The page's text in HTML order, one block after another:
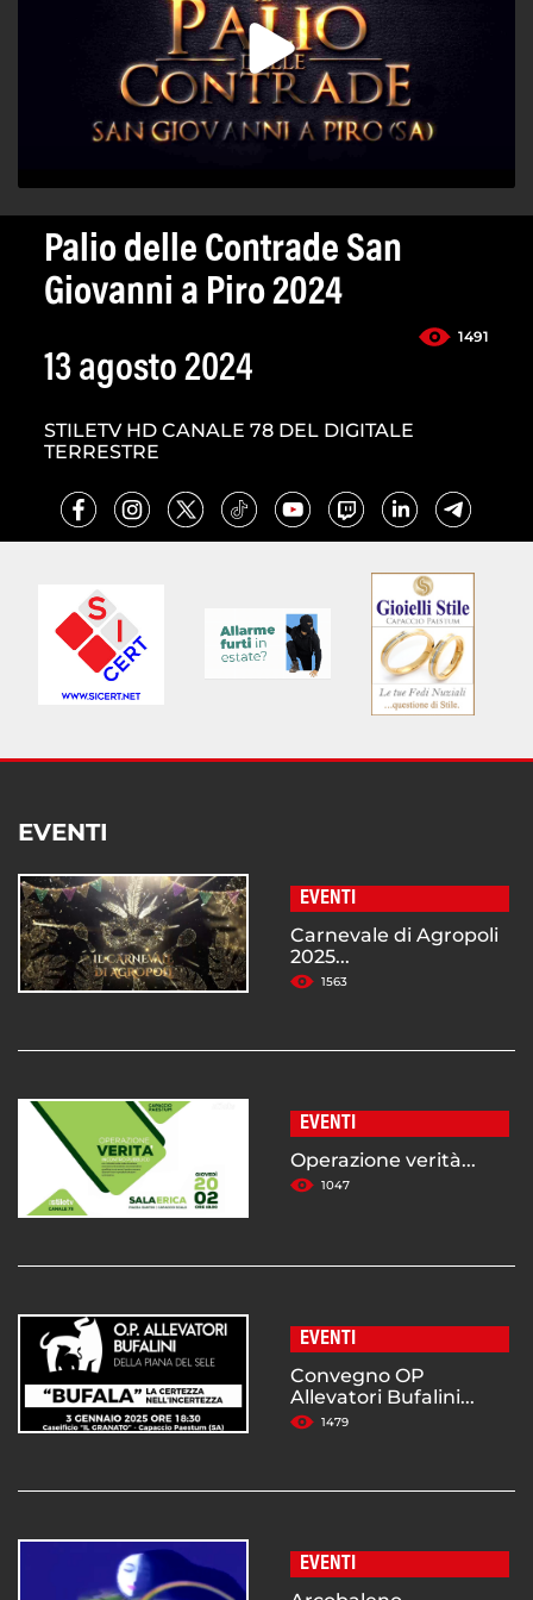
Palio delle Contrade San
Giovanni a Piro 2024
1491
13 agosto 2024
STILETV HD CANALE 78 DEL DIGITALE
TERRESTRE
EVENTI
EVENTI
Carnevale di Agropoli
2025...
1563
EVENTI
Operazione verità...
1047
EVENTI
Convegno OP
Allevatori Bufalini...
1479
EVENTI